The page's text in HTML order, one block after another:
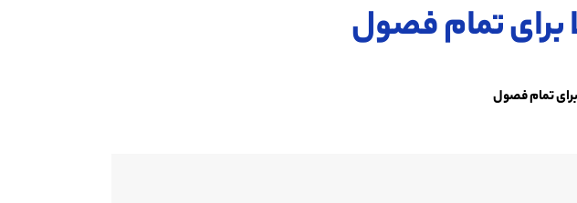
برای تمام فصول
تمام فصول